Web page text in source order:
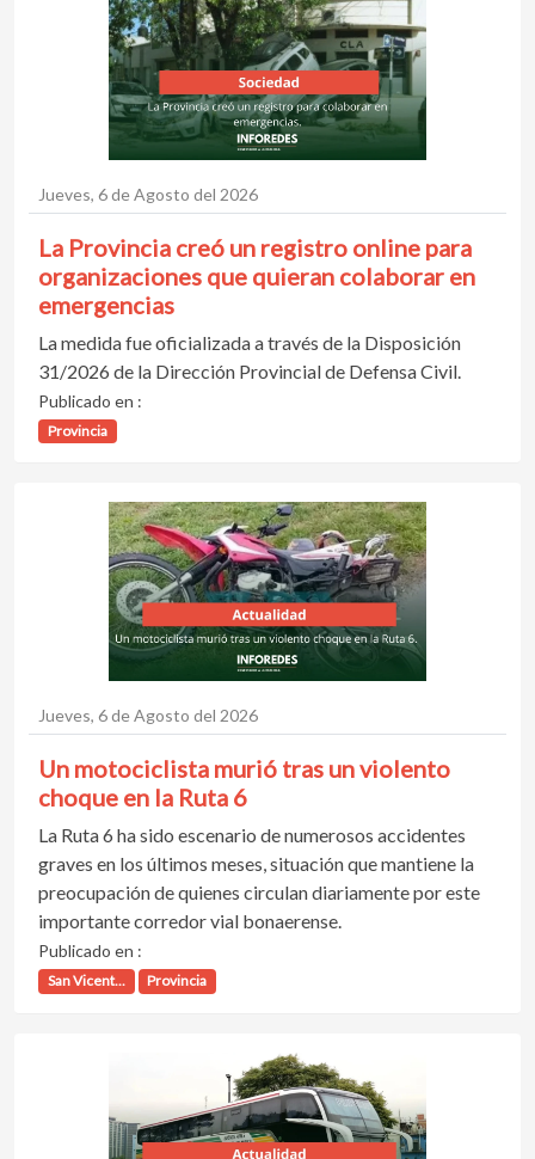
Jueves, 6 de Agosto del 2026
La Provincia creó un registro online para
organizaciones que quieran colaborar en
emergencias
La medida fue oficializada a través de la Disposición
31/2026 de la Dirección Provincial de Defensa Civil.
Publicado en :
Provincia
Jueves, 6 de Agosto del 2026
Un motociclista murió tras un violento
choque en la Ruta 6
La Ruta 6 ha sido escenario de numerosos accidentes
graves en los últimos meses, situación que mantiene la
preocupación de quienes circulan diariamente por este
importante corredor vial bonaerense.
Publicado en :
San Vicent... Provincia